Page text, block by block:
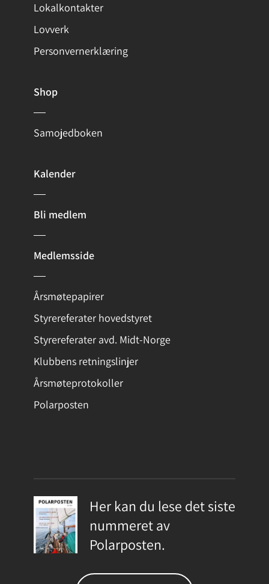
Lokalkontakter
Lovverk
Personvernerklæring
Shop
Samojedboken
Kalender
Bli medlem
Medlemsside
Årsmøtepapirer
Styrereferater hovedstyret
Styrereferater avd. Midt-Norge
Klubbens retningslinjer
Årsmøteprotokoller
Polarposten
Her kan du lese det siste
nummeret av
Polarposten.